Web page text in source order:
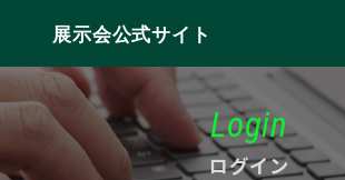
展示会公式サイト
Login
ログイン